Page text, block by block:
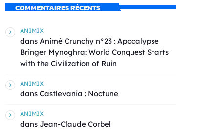
COMMENTAIRES RÉCENTS
ANIMIX
dans Animé Crunchy n°23 : Apocalypse
Bringer Mynoghra: World Conquest Starts
with the Civilization of Ruin
ANIMIX
dans Castlevania : Noctune
ANIMIX
dans Jean-Claude Corbel